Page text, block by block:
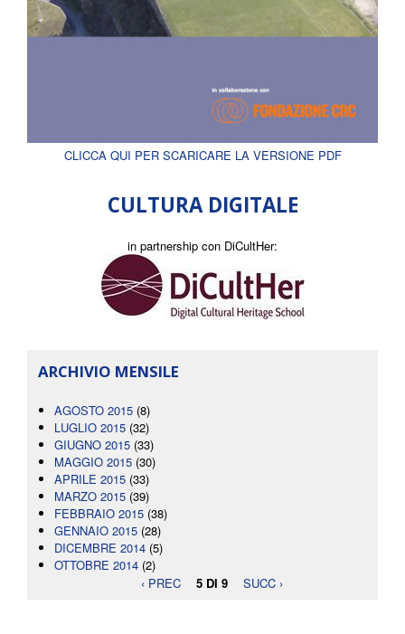
CLICCA QUI PER SCARICARE LA VERSIONE PDF
CULTURA DIGITALE
in partnership con DiCultHer:
ARCHIVIO MENSILE
AGOSTO 2015 (8)
LUGLIO 2015 (32)
GIUGNO 2015 (33)
MAGGIO 2015 (30)
APRILE 2015 (33)
MARZO 2015 (39)
FEBBRAIO 2015 (38)
GENNAIO 2015 (28)
DICEMBRE 2014 (5)
OTTOBRE 2014 (2)
‹ PREC
5 DI 9 SUCC ›